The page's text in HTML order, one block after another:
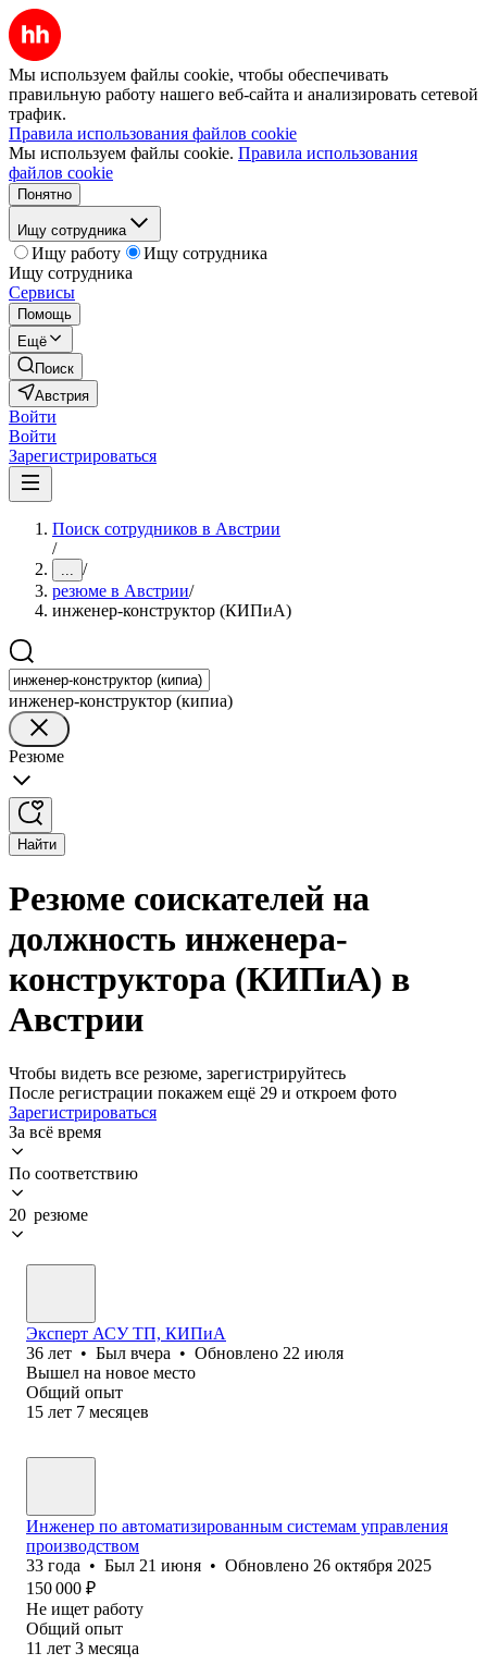
Мы используем файлы cookie, чтобы обеспечивать
правильную работу нашего веб-сайта и анализировать сетевой
трафик.
Правила использования файлов cookie
Мы используем файлы cookie. Правила использования
файлов cookie
Понятно
Ищу сотрудника
Ищу работу
Ищу сотрудника
Ищу сотрудника
Сервисы
Помощь
Ещё
Поиск
Австрия
Войти
Войти
Зарегистрироваться
Поиск сотрудников в Австрии
/
... /
резюме в Австрии/
инженер-конструктор (КИПиА)
инженер-конструктор (кипиа)
Резюме
Найти
Резюме соискателей на
должность инженера-
конструктора (КИПиА) в
Австрии
Чтобы видеть все резюме, зарегистрируйтесь
После регистрации покажем ещё 29 и откроем фото
Зарегистрироваться
За всё время
По соответствию
20 резюме
Эксперт АСУ ТП, КИПиА
36 лет • Был вчера • Обновлено 22 июля
Вышел на новое место
Общий опыт
15 лет 7 месяцев
Инженер по автоматизированным системам управления
производством
33 года • Был 21 июня • Обновлено 26 октября 2025
150 000 ₽
Не ищет работу
Общий опыт
11 лет 3 месяца